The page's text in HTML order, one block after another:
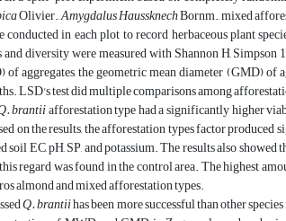
Olivier.,Amygdalus HaussknechBornm., mixed
in each plot to record herbaceous plant
diversity were measured with Shannon H,
aggregates, the geometric mean diameter (GMD) of
LSD's test did multiple comparisons among
brantiiafforestation type had a significantly higher
on the results, the afforestation types factor
EC, pH, SP, and potassium. The results also
regard was found in the control area. The highest
almond and mixed afforestation types.
Q. brantiihas been more successful than other